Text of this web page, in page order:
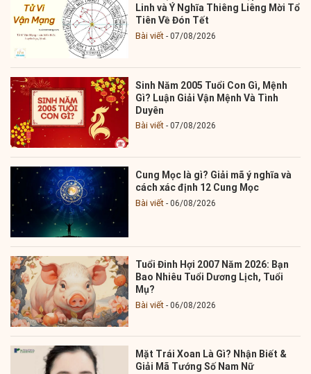
Linh và Ý Nghĩa Thiêng Liêng Mời Tổ
Tiên Về Đón Tết
Bài viết 07/08/2026
Sinh Năm 2005 Tuổi Con Gì, Mệnh
Gì? Luận Giải Vận Mệnh Và Tình
Duyên
Bài viết 07/08/2026
Cung Mọc là gì? Giải mã ý nghĩa và
cách xác định 12 Cung Mọc
Bài viết 06/08/2026
Tuổi Đinh Hợi 2007 Năm 2026: Bạn
Bao Nhiêu Tuổi Dương Lịch, Tuổi
Mụ?
Bài viết 06/08/2026
Mặt Trái Xoan Là Gì? Nhận Biết &
Giải Mã Tướng Số Nam Nữ